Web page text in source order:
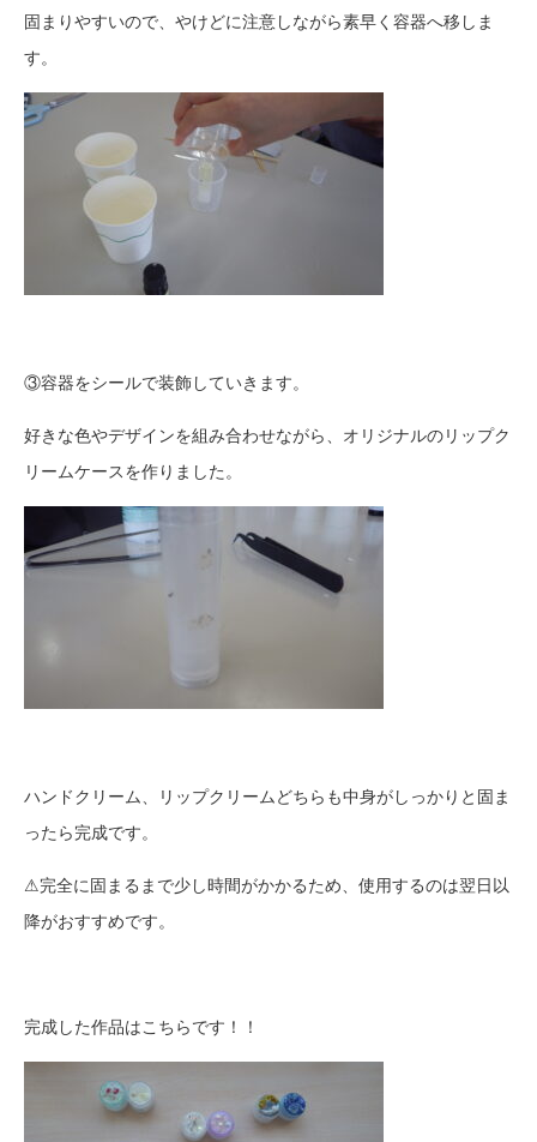
固まりやすいので、やけどに注意しながら素早く容器へ移しま
す。
③容器をシールで装飾していきます。
好きな色やデザインを組み合わせながら、オリジナルのリップク
リームケースを作りました。
ハンドクリーム、リップクリームどちらも中身がしっかりと固ま
ったら完成です。
⚠完全に固まるまで少し時間がかかるため、使用するのは翌日以
降がおすすめです。
完成した作品はこちらです！！